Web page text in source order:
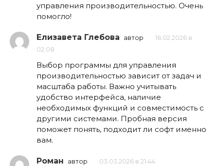
управления производительностью. Очень
помогло!
Елизавета Глебова автор
16.02.2026 в
02:08
Выбор программы для управления
производительностью зависит от задач и
масштаба работы. Важно учитывать
удобство интерфейса, наличие
необходимых функций и совместимость с
другими системами. Пробная версия
поможет понять, подходит ли софт именно
вам.
Роман автор 03.03.2026 в 21:44